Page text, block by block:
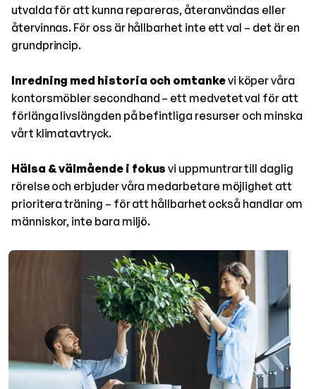
utvalda för att kunna repareras, återanvändas eller
återvinnas. För oss är hållbarhet inte ett val – det är en
grundprincip.
Inredning med historia och omtankevi köper våra
kontorsmöbler secondhand – ett medvetet val för att
förlänga livslängden på befintliga resurser och minska
vårt klimatavtryck.
Hälsa & välmående i fokus vi uppmuntrar till daglig
rörelse och erbjuder våra medarbetare möjlighet att
prioritera träning – för att hållbarhet också handlar om
människor, inte bara miljö.